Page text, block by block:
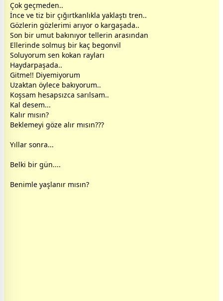
Çok geçmeden..
İnce ve tiz bir çığırtkanlıkla yaklaştı tren..
Gözlerin gözlerimi arıyor o kargaşada..
Son bir umut bakınıyor tellerin arasından
Ellerinde solmuş bir kaç begonvil
Soluyorum sen kokan rayları
Haydarpaşada..
Gitme!! Diyemiyorum
Uzaktan öylece bakıyorum..
Koşsam hesapsızca sarılsam..
Kal desem...
Kalır mısın?
Beklemeyi göze alır mısın???
Yıllar sonra...
Belki bir gün....
Benimle yaşlanır mısın?